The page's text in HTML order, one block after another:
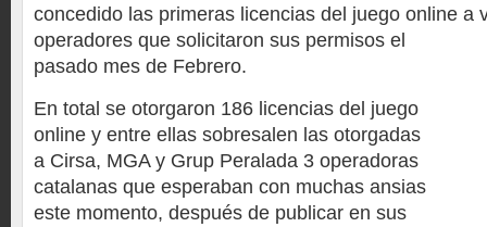
concedido las primeras licencias del juego online a
operadores que solicitaron sus permisos el
pasado mes de Febrero.
En total se otorgaron 186 licencias del juego
online y entre ellas sobresalen las otorgadas
a Cirsa, MGA y Grup Peralada 3 operadoras
catalanas que esperaban con muchas ansias
este momento, después de publicar en sus